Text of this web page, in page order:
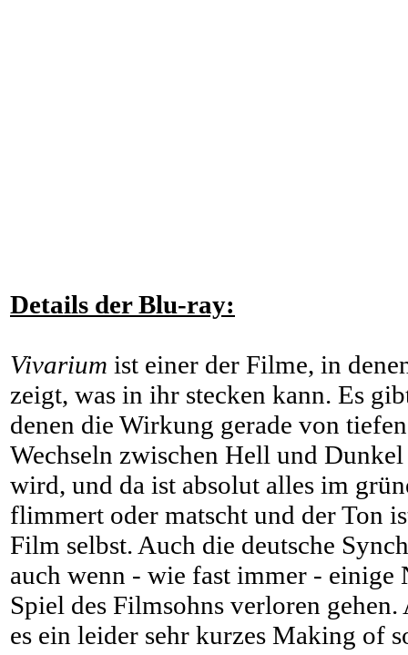
Details der Blu-ray:
Vivarium ist einer der Filme, in
zeigt, was in ihr stecken kann. Es
denen die Wirkung gerade von
Wechseln zwischen Hell und
wird, und da ist absolut alles im
flimmert oder matscht und der Ton
Film selbst. Auch die deutsche
auch wenn - wie fast immer - einige
Spiel des Filmsohns verloren
es ein leider sehr kurzes Making of